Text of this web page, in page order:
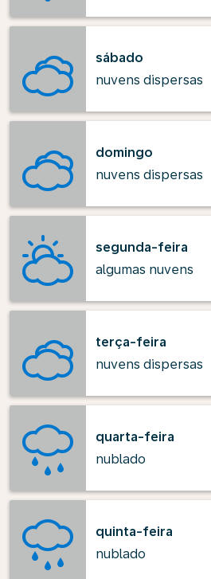
sábado
nuvens dispersas
domingo
nuvens dispersas
segunda-feira
algumas nuvens
terça-feira
nuvens dispersas
quarta-feira
nublado
quinta-feira
nublado